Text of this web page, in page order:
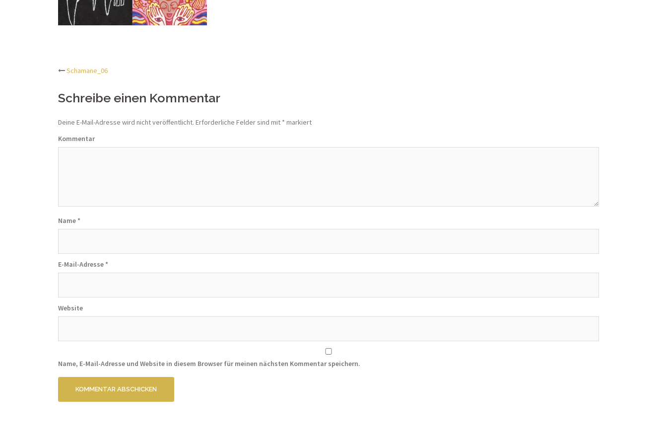
Beitrags-
Navigation
Schamane_06
Schreibe einen Kommentar
Deine E-Mail-Adresse wird nicht veröffentlicht. Erforderliche Felder sind mit * markiert
Kommentar
Name *
E-Mail-Adresse *
Website
Name, E-Mail-Adresse und Website in diesem Browser für meinen nächsten Kommentar speichern.